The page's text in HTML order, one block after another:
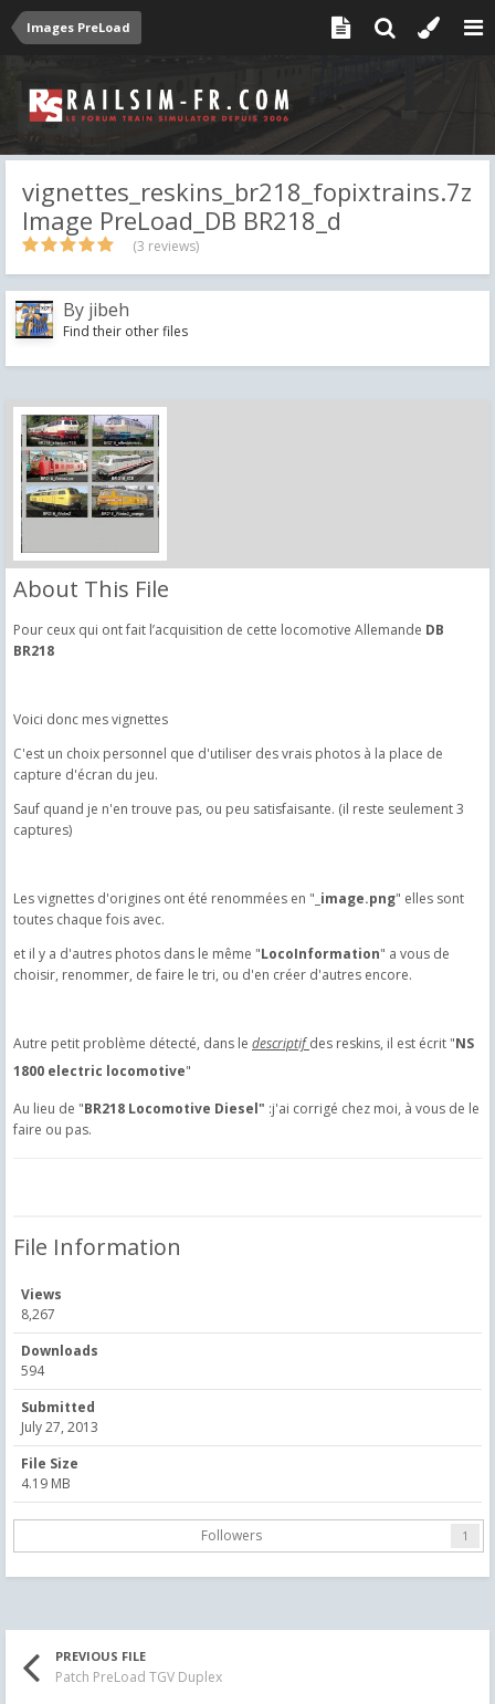
Images PreLoad
vignettes_reskins_br218_fopixtrains.7z
Image PreLoad_DB BR218_d
(3 reviews)
By jibeh
Find their other files
About This File
Pour ceux qui ont fait l’acquisition de cette locomotive Allemande DB
BR218
Voici donc mes vignettes
C'est un choix personnel que d'utiliser des vrais photos à la place de
capture d'écran du jeu.
Sauf quand je n'en trouve pas, ou peu satisfaisante. (il reste seulement 3
captures)
Les vignettes d'origines ont été renommées en " _image.png" elles sont
toutes chaque fois avec.
et il y a d'autres photos dans le même "LocoInformation" a vous de
choisir, renommer, de faire le tri, ou d'en créer d'autres encore.
Autre petit problème détecté, dans le descriptifdes reskins, il est écrit "NS
1800 electric locomotive"
Au lieu de "BR218 Locomotive Diesel" :j'ai corrigé chez moi, à vous de le
faire ou pas.
File Information
Views
8,267
Downloads
594
Submitted
July 27, 2013
File Size
4.19 MB
Followers 1
PREVIOUS FILE
Patch PreLoad TGV Duplex